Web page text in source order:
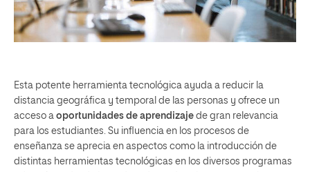
Esta potente herramienta tecnológica ayuda a reducir la
distancia geográfica y temporal de las personas y ofrece un
acceso a oportunidades de aprendizaje de gran relevancia
para los estudiantes. Su influencia en los procesos de
enseñanza se aprecia en aspectos como la introducción de
distintas herramientas tecnológicas en los diversos programas